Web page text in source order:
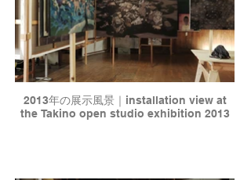
2013年の展示風景｜installation view at
the Takino open studio exhibition 2013